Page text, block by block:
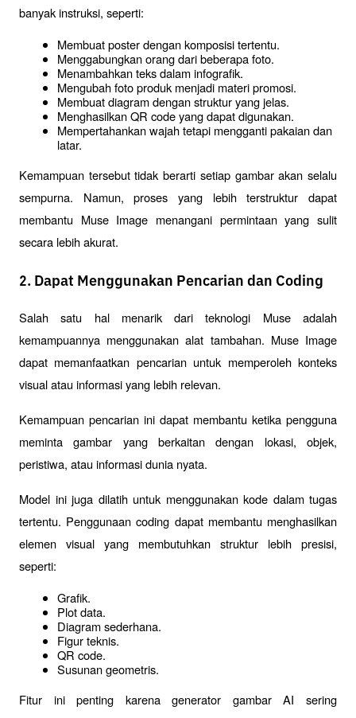
banyak instruksi, seperti:
Membuat poster dengan komposisi tertentu.
Menggabungkan orang dari beberapa foto.
Menambahkan teks dalam infografik.
Mengubah foto produk menjadi materi promosi.
Membuat diagram dengan struktur yang jelas.
Menghasilkan QR code yang dapat digunakan.
Mempertahankan wajah tetapi mengganti pakaian dan
latar.
Kemampuan tersebut tidak berarti setiap gambar akan selalu
sempurna. Namun, proses yang lebih terstruktur dapat
membantu Muse Image menangani permintaan yang sulit
secara lebih akurat.
2. Dapat Menggunakan Pencarian dan Coding
Salah satu hal menarik dari teknologi Muse adalah
kemampuannya menggunakan alat tambahan. Muse Image
dapat memanfaatkan pencarian untuk memperoleh konteks
visual atau informasi yang lebih relevan.
Kemampuan pencarian ini dapat membantu ketika pengguna
meminta gambar yang berkaitan dengan lokasi, objek,
peristiwa, atau informasi dunia nyata.
Model ini juga dilatih untuk menggunakan kode dalam tugas
tertentu. Penggunaan coding dapat membantu menghasilkan
elemen visual yang membutuhkan struktur lebih presisi,
seperti:
Grafik.
Plot data.
Diagram sederhana.
Figur teknis.
QR code.
Susunan geometris.
Fitur ini penting karena generator gambar AI sering